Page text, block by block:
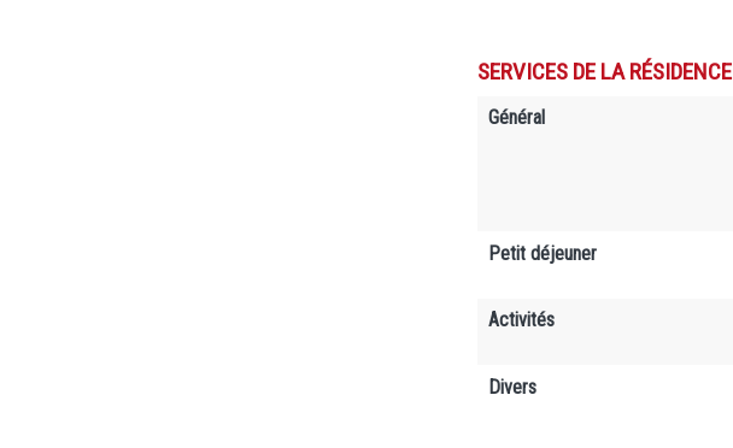
SERVICES DE LA RÉSIDENCE
Général
Petit déjeuner
Activités
Divers